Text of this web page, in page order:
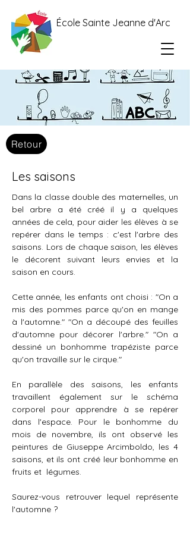
École Sainte Jeanne d'Arc
Retour
Les saisons
Dans la classe double des maternelles, un
bel arbre a été créé il y a quelques
années de cela, pour aider les élèves à se
repérer dans le temps : c'est l'arbre des
saisons. Lors de chaque saison, les élèves
le décorent suivant leurs envies et la
saison en cours.
Cette année, les enfants ont choisi : "On a
mis des pommes parce qu'on en mange
à l'automne." "On a découpé des feuilles
d'automne pour décorer l'arbre." "On a
dessiné un bonhomme trapéziste parce
qu'on travaille sur le cirque."
En parallèle des saisons, les enfants
travaillent également sur le schéma
corporel pour apprendre à se repérer
dans l'espace. Pour le bonhomme du
mois de novembre, ils ont observé les
peintures de Giuseppe Arcimboldo, les 4
saisons, et ils ont créé leur bonhomme en
fruits et  légumes.
Saurez-vous retrouver lequel représente
l'automne ?